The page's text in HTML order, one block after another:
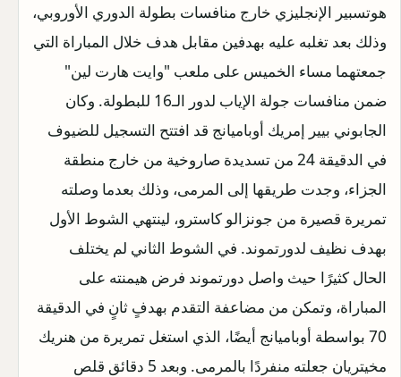
هوتسبير الإنجليزي خارج منافسات بطولة الدوري الأوروبي،
وذلك بعد تغلبه عليه بهدفين مقابل هدف خلال المباراة التي
جمعتهما مساء الخميس على ملعب "وايت هارت لين"
ضمن منافسات جولة الإياب لدور الـ16 للبطولة.
وكان
الجابوني بيير إمريك أوباميانج قد افتتح التسجيل للضيوف
في الدقيقة 24 من تسديدة صاروخية من خارج منطقة
الجزاء، وجدت طريقها إلى المرمى، وذلك بعدما وصلته
تمريرة قصيرة من جونزالو كاسترو، لينتهي الشوط الأول
بهدف نظيف لدورتموند. في الشوط الثاني لم يختلف
الحال كثيرًا حيث واصل دورتموند فرض هيمنته على
المباراة، وتمكن من مضاعفة التقدم بهدفٍ ثانٍ في الدقيقة
70 بواسطة أوباميانج أيضًا، الذي استغل تمريرة من هنريك
مخيتريان جعلته منفردًا بالمرمى. وبعد 5 دقائق قلص